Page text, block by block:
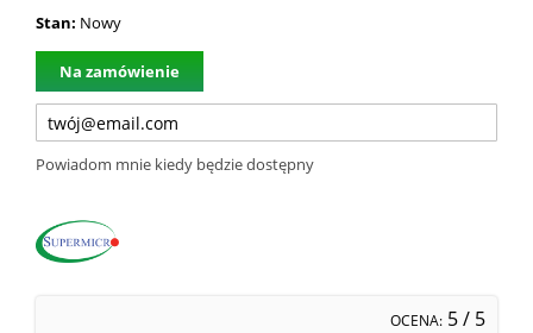
Stan: Nowy
Na zamówienie
Powiadom mnie kiedy będzie dostępny
OCENA: 5/ 5